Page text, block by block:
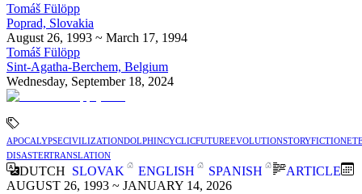
Tomáš Fülöpp
Poprad, Slovakia
August 26, 1993 ~ March 17, 1994
Tomáš Fülöpp
Sint-Agatha-Berchem, Belgium
Wednesday, September 18, 2024
apocalypsecivilizationdolphincyclicfutureevolutionstoryfiction
disastertranslation
DUTCH SLOVAK ENGLISH SPANISH
ARTICLE
AUGUST 26, 1993 ~ JANUARY 14, 2026